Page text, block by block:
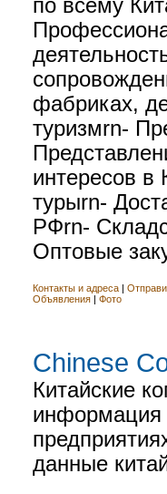
по всему
фабриках,
туризмrn-
интересов
турыrn-
РФrn-
Оптовые
Контакты и адреса |
Объявления | Фото
Chinese
Китайские
информация
данные